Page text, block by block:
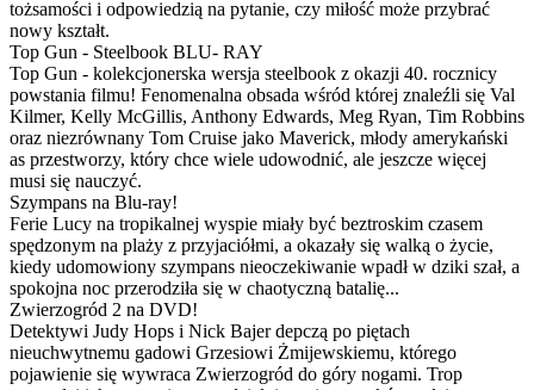
tożsamości i odpowiedzią na pytanie, czy miłość może przybrać
nowy kształt.
Top Gun - Steelbook BLU- RAY
Top Gun - kolekcjonerska wersja steelbook z okazji 40. rocznicy
powstania filmu! Fenomenalna obsada wśród której znaleźli się Val
Kilmer, Kelly McGillis, Anthony Edwards, Meg Ryan, Tim Robbins
oraz niezrównany Tom Cruise jako Maverick, młody amerykański
as przestworzy, który chce wiele udowodnić, ale jeszcze więcej
musi się nauczyć.
Szympans na Blu-ray!
Ferie Lucy na tropikalnej wyspie miały być beztroskim czasem
spędzonym na plaży z przyjaciółmi, a okazały się walką o życie,
kiedy udomowiony szympans nieoczekiwanie wpadł w dziki szał, a
spokojna noc przerodziła się w chaotyczną batalię...
Zwierzogród 2 na DVD!
Detektywi Judy Hops i Nick Bajer depczą po piętach
nieuchwytnemu gadowi Grzesiowi Żmijewskiemu, którego
pojawienie się wywraca Zwierzogród do góry nogami. Trop